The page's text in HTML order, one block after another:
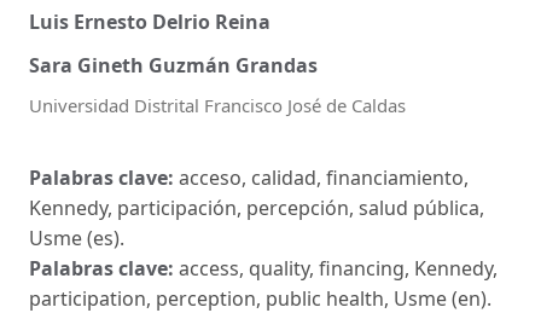
Luis Ernesto Delrio Reina
Sara Gineth Guzmán Grandas
Universidad Distrital Francisco José de Caldas
Palabras clave: acceso, calidad, financiamiento,
Kennedy, participación, percepción, salud pública,
Usme (es).
Palabras clave: access, quality, financing, Kennedy,
participation, perception, public health, Usme (en).